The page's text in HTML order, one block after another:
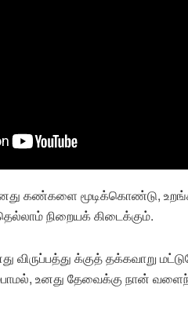
கண்களை மூடிக்கொண்டு,
நிறையக் கிடைக்கும்.
விருப்பத்து க்குத் தக்கவாறு
உனது தேவைக்கு நான்